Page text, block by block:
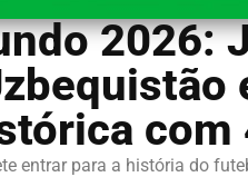
2026:
com
entrar para a história do